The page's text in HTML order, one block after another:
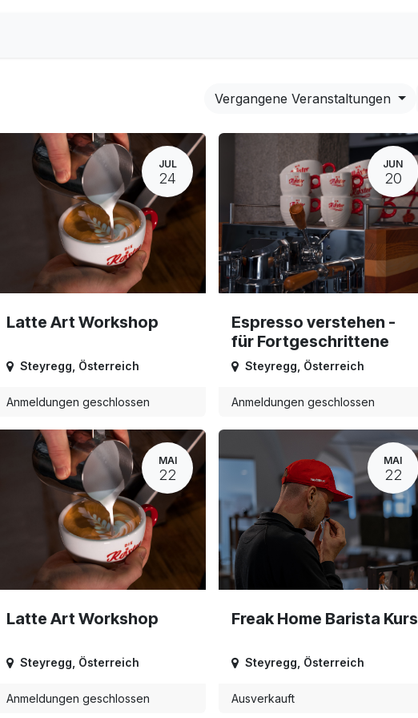
Vergangene Veranstaltungen
JUL
24
Latte Art Workshop
Steyregg Österreich
Anmeldungen geschlossen
JUN
20
Espresso verstehen -
für Fortgeschrittene
Steyregg Österreich
Anmeldungen geschlossen
MAI
22
Latte Art Workshop
Steyregg Österreich
Anmeldungen geschlossen
MAI
22
Freak Home Barista Kurs
Steyregg Österreich
Ausverkauft